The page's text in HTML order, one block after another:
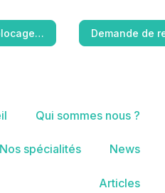
Demande de
Qui sommes nous ?
Nos spécialités News
Articles